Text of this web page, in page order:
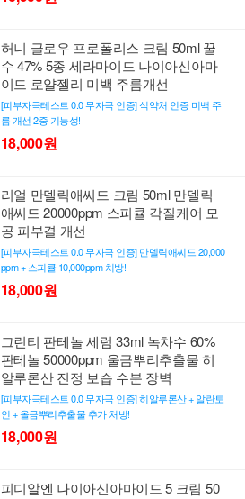
허니 글로우 프로폴리스 크림 50ml 꿀
수 47% 5종 세라마이드 나이아신아마
이드 로얄젤리 미백 주름개선
[피부자극테스트 0.0 무자극 인증] 식약처 인증 미백 주
름 개선 2중 기능성!
18,000원
리얼 만델릭애씨드 크림 50ml 만델릭
애씨드 20000ppm 스피큘 각질케어 모
공 피부결 개선
[피부자극테스트 0.0 무자극 인증] 만델릭애씨드 20,000
ppm + 스피큘 10,000ppm 처방!
18,000원
그린티 판테놀 세럼 33ml 녹차수 60%
판테놀 50000ppm 울금뿌리추출물 히
알루론산 진정 보습 수분 장벽
[피부자극테스트 0.0 무자극 인증] 히알루론산 + 알란토
인 + 올금뿌리추출물 추가 처방!
18,000원
피디알엔 나이아신아마이드 5 크림 50